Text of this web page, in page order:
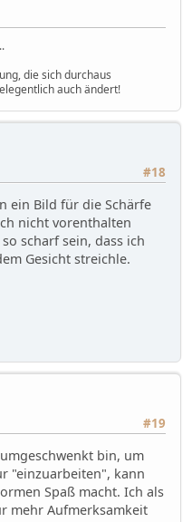
die sich durchaus
auch ändert!
#18
ein Bild für die Schärfe
nicht vorenthalten
scharf sein, dass ich
Gesicht streichle.
#19
bin, um
"einzuarbeiten", kann
Spaß macht. Ich als
mehr Aufmerksamkeit